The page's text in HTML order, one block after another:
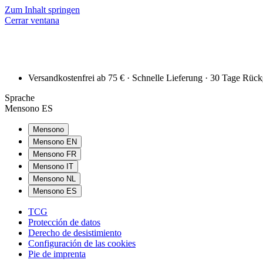
Zum Inhalt springen
Cerrar ventana
Versandkostenfrei ab 75 € · Schnelle Lieferung · 30 Tage
Sprache
Mensono ES
Mensono
Mensono EN
Mensono FR
Mensono IT
Mensono NL
Mensono ES
TCG
Protección de datos
Derecho de desistimiento
Configuración de las cookies
Pie de imprenta